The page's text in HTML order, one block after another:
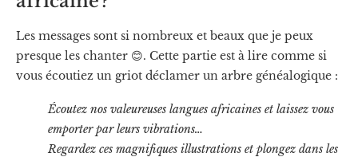
Les messages sont si nombreux et beaux que je peux
presque les chanter 😊. Cette partie est à lire comme si
vous écoutiez un griot déclamer un arbre généalogique :
Écoutez nos valeureuses langues africaines et laissez vous
emporter par leurs vibrations…
Regardez ces magnifiques illustrations et plongez dans les